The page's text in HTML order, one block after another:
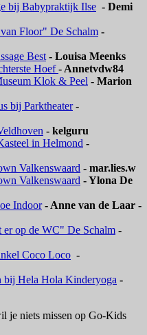
bij Babypraktijk Ilse - Demi
Floor" De Schalm -
Best - Louisa Meenks
Hoef- Annetvdw84
Klok & Peel - Marion
bij Parktheater -
- kelguru
in Helmond -
Valkenswaard - mar.lies.w
Valkenswaard - Ylona De
Indoor - Anne van de Laar -
op de WC" De Schalm -
Coco Loco -
bij Hela Hola Kinderyoga -
je niets missen op Go-Kids